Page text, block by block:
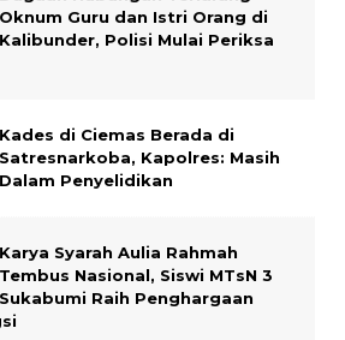
Oknum Guru dan Istri Orang di
Kalibunder, Polisi Mulai Periksa
Kades di Ciemas Berada di
Satresnarkoba, Kapolres: Masih
Dalam Penyelidikan
Karya Syarah Aulia Rahmah
Tembus Nasional, Siswi MTsN 3
Sukabumi Raih Penghargaan